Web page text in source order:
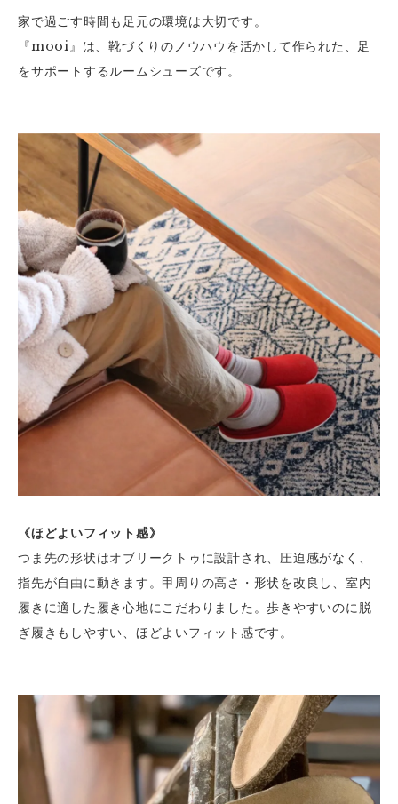
家で過ごす時間も足元の環境は大切です。
『mooi』は、靴づくりのノウハウを活かして作られた、足
をサポートするルームシューズです。
《ほどよいフィット感》
つま先の形状はオブリークトゥに設計され、圧迫感がなく、
指先が自由に動きます。甲周りの高さ・形状を改良し、室内
履きに適した履き心地にこだわりました。歩きやすいのに脱
ぎ履きもしやすい、ほどよいフィット感です。